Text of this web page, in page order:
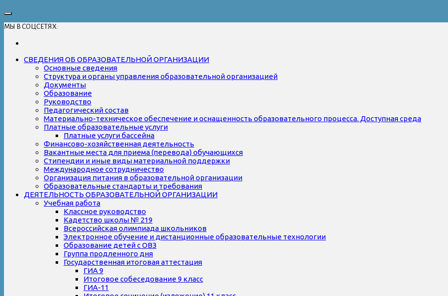
МЫ В СОЦСЕТЯХ:
СВЕДЕНИЯ ОБ ОБРАЗОВАТЕЛЬНОЙ ОРГАНИЗАЦИИ
Основные сведения
Структура и органы управления образовательной организацией
Документы
Образование
Руководство
Педагогический состав
Материально-техническое обеспечение и оснащенность образовательного процесса. Доступная среда
Платные образовательные услуги
Платные услуги бассейна
Финансово-хозяйственная деятельность
Вакантные места для приема (перевода) обучающихся
Стипендии и иные виды материальной поддержки
Международное сотрудничество
Организация питания в образовательной организации
Образовательные стандарты и требования
ДЕЯТЕЛЬНОСТЬ ОБРАЗОВАТЕЛЬНОЙ ОРГАНИЗАЦИИ
Учебная работа
Классное руководство
Кадетство школы № 219
Всероссийская олимпиада школьников
Электронное обучение и дистанционные образовательные технологии
Образование детей с ОВЗ
Группа продленного дня
Государственная итоговая аттестация
ГИА 9
Итоговое собеседование 9 класс
ГИА-11